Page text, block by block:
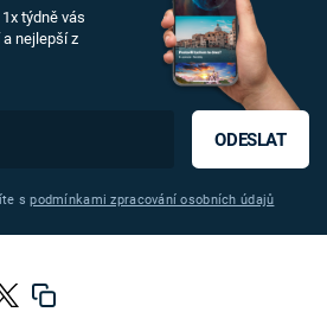
týdně vás
nejlepší z
ODESLAT
spodmínkami zpracování osobních údajů